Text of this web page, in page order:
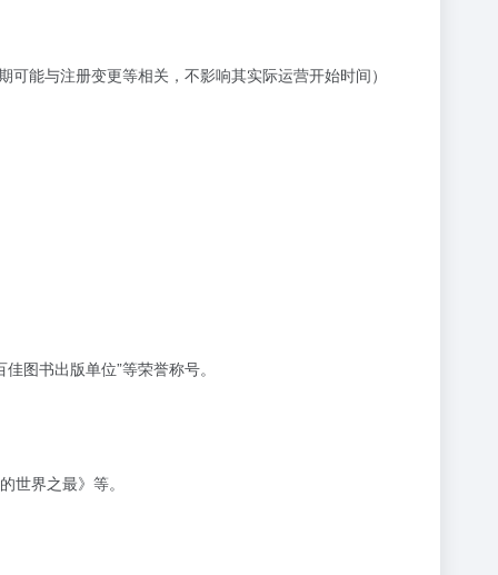
能与注册变更等相关，不影响其实际运营开始时间）
图书出版单位”等荣誉称号。
界之最》等。